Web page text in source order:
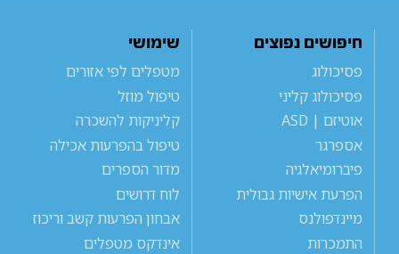
חיפושים נפוצים
פסיכולוג
פסיכולוג קליני
אוטיזם | ASD
אספרגר
פיברומיאלגיה
הפרעת אישיות גבולית
מיינדפולנס
התמכרות
שימושי
מטפלים לפי אזורים
טיפול מוזל
קליניקות להשכרה
טיפול בהפרעות אכילה
מדור הספרים
לוח דרושים
אבחון הפרעות קשב וריכוז
אינדקס מטפלים